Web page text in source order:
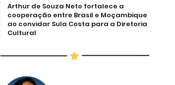
Arthur de Souza Neto fortalece a
cooperação entre Brasil e Moçambique
ao convidar Sula Costa para a Diretoria
Cultural